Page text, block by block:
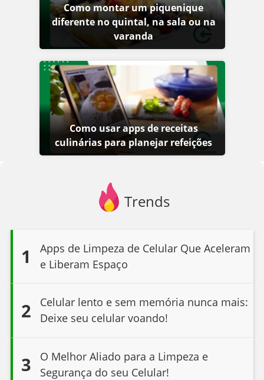
Como montar um piquenique
diferente no quintal, na sala ou na
varanda
Como usar apps de receitas
culinárias para planejar refeições
Trends
1
Apps de Limpeza de Celular Que Aceleram
e Liberam Espaço
2
Celular lento e sem memória nunca mais:
Deixe seu celular voando!
3
O Melhor Aliado para a Limpeza e
Segurança do seu Celular!